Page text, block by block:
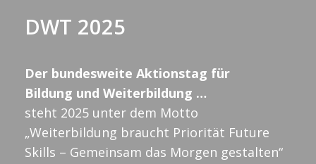
DWT 2025
Der bundesweite Aktionstag für
Bildung und Weiterbildung …
steht 2025 unter dem Motto
„Weiterbildung braucht Priorität Future
Skills – Gemeinsam das Morgen gestalten“